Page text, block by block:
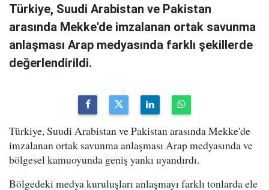
Türkiye, Suudi Arabistan ve Pakistan
arasında Mekke'de imzalanan ortak savunma
anlaşması Arap medyasında farklı şekillerde
değerlendirildi.
Türkiye, Suudi Arabistan ve Pakistan arasında Mekke'de
imzalanan ortak savunma anlaşması Arap medyasında ve
bölgesel kamuoyunda geniş yankı uyandırdı.
Bölgedeki medya kuruluşları anlaşmayı farklı tonlarda ele